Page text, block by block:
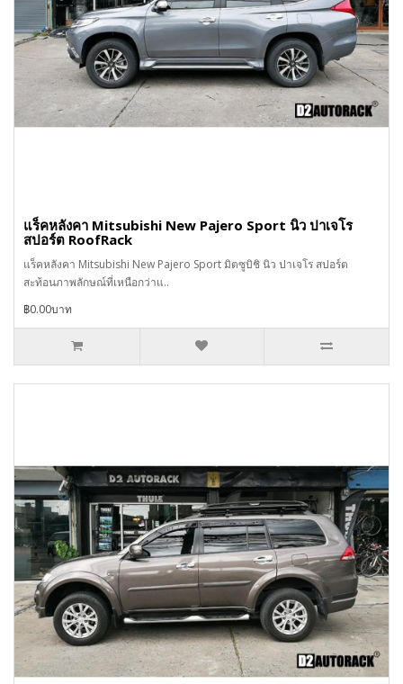
แร็คหลังคา Mitsubishi New Pajero Sport นิว ปาเจโร
สปอร์ต RoofRack
แร็คหลังคา Mitsubishi New Pajero Sport มิตซูบิชิ นิว ปาเจโร สปอร์ต
สะท้อนภาพลักษณ์ที่เหนือกว่าแ..
฿0.00บาท